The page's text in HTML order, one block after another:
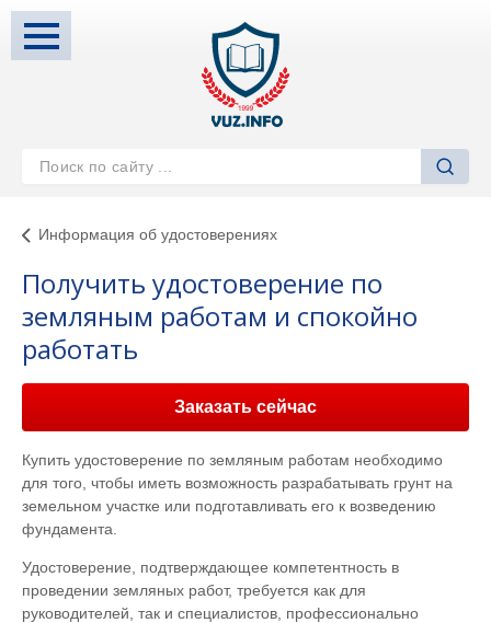
Информация об удостоверениях
Получить удостоверение по
земляным работам и спокойно
работать
Заказать сейчас
Купить удостоверение по земляным работам необходимо
для того, чтобы иметь возможность разрабатывать грунт на
земельном участке или подготавливать его к возведению
фундамента.
Удостоверение, подтверждающее компетентность в
проведении земляных работ, требуется как для
руководителей, так и специалистов, профессионально